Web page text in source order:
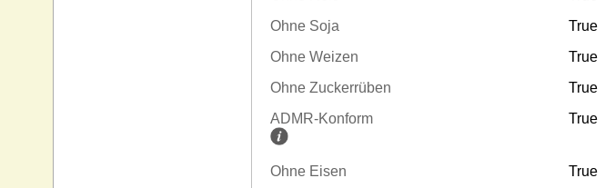
Ohne Soja
True
Ohne Weizen
True
Ohne Zuckerrüben
True
ADMR-Konform
True
Ohne Eisen
True